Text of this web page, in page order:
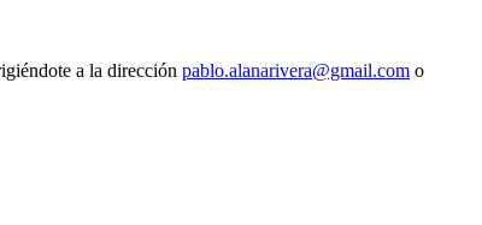
a la dirección pablo.alanarivera@gmail.com o